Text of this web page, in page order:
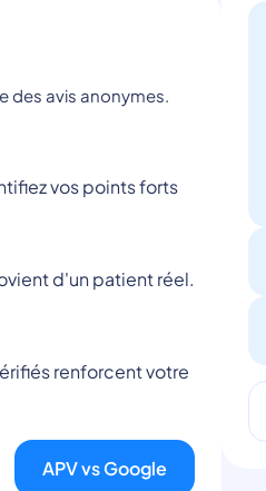
des avis anonymes.
vos points forts
d'un patient réel.
renforcent votre
APV vs Google